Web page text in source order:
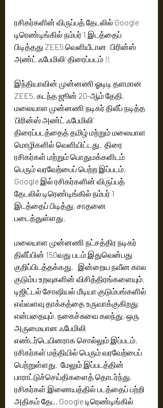
ரசிகர்களின் விருப்பத் தேடலில் Google
டிரெண்டிங்கில் நம்பர் 1 இடத்தைப்
பிடித்தது ZEE5 வெளியீடான  ‘பிரின்ஸ்
அண்ட் ஃபேமிலி’ திரைப்படம் !!
இந்தியாவின் முன்னணி ஓடிடி தளமான
ZEE5, கடந்த ஜூன் 20-ஆம் தேதி,
மலையாள முன்னணி நடிகர் திலீப் நடித்த
‘பிரின்ஸ் அண்ட் ஃபேமிலி’
திரைப்படத்தைத் தமிழ் மற்றும் மலையாள
மொழிகளில் வெளியிட்டது.  திரை
ரசிகர்கள் மற்றும் பொதுமக்களிடம்
பெரும் வரவேற்பைப் பெற்ற இப்படம்,
Google இல் ரசிகர்களின் விருப்பத்
தேடலில் டிரெண்டிங்கில் நம்பர் 1
இடத்தைப் பிடித்து, சாதனை
படைத்துள்ளது.
மலையாள முன்னணி நட்சத்திர நடிகர்
திலீப்பின் 150வது படம் இதுவென்பது
குறிப்பிடத்தக்கது.   இன்றைய நவீன கால
குடும்ப உறவுகளின் விசித்திரங்களையும்,
டிஜிட்டல் சோஷியல் மீடியா குடும்பங்களில்
எவ்வளவு தாக்கத்தை உருவாக்குகிறது
என்பதையும், நகைச்சுவை கலந்து, ஒரு
அருமையான ஃபேமிலி
எண்டர்டெயினராக சொல்லும் இப்படம்,
ரசிகர்கள் மத்தியில் பெரும் வரவேற்பைப்
பெற்றுள்ளது.  மேலும் இப்படத்தின்
பாராட்டுச்செய்திகளைத் தொடர்ந்து,
ரசிகர்கள் இணையத்தில் படத்தைப் பற்றி
அதிகம் தேட, Google டிரெண்டிங்கில்